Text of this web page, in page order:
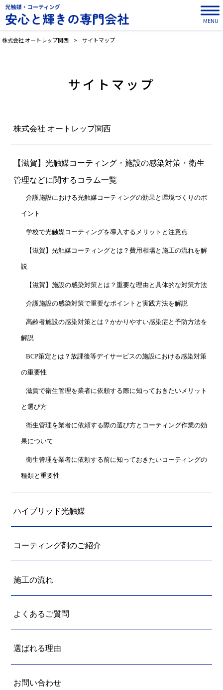
MENU
株式会社 オートレップ関西 > サイトマップ
サイトマップ
株式会社 オートレップ関西
【滋賀】光触媒コーティング・施設の感染対策・衛生
管理などに関するコラム一覧
介護施設における光触媒コーティングの効果と環境づくりのポ
イント
学校で光触媒コーティングを導入するメリットと注意点
【滋賀】光触媒コーティングとは？費用相場と施工の流れを解
説
【滋賀】施設の感染対策とは？重要な理由と具体的な対策方法
介護施設の感染対策で重要なポイントと実践方法を解説
高齢者施設の感染対策とは？かかりやすい感染症と予防方法を
解説
BCP策定とは？放課後等デイサービスの施設における感染対策
の重要性
滋賀で衛生管理を業者に依頼する際に知っておきたいメリット
と選び方
衛生管理を業者に依頼する際の選び方とコーティング作業の効
果について
衛生管理を業者に依頼する前に知っておきたいコーティングの
種類と重要性
ハイブリッド光触媒
コーティング剤のご紹介
施工の流れ
よくあるご質問
選ばれる理由
お問い合わせ